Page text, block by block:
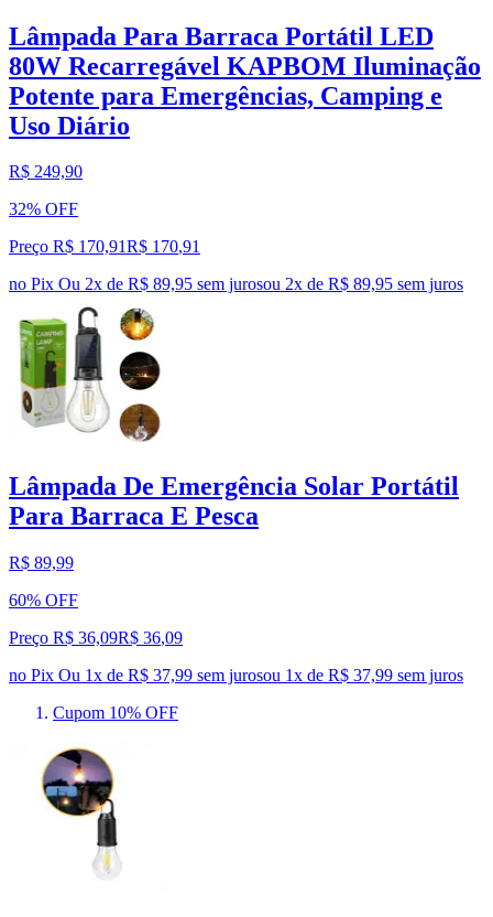
Lâmpada Para Barraca Portátil LED
80W Recarregável KAPBOM Iluminação
Potente para Emergências, Camping e
Uso Diário
R$ 249,90
32% OFF
Preço R$ 170,91R$ 170,91
no Pix Ou 2x de R$ 89,95 sem jurosou 2x de R$ 89,95 sem juros
Lâmpada De Emergência Solar Portátil
Para Barraca E Pesca
R$ 89,99
60% OFF
Preço R$ 36,09R$ 36,09
no Pix Ou 1x de R$ 37,99 sem jurosou 1x de R$ 37,99 sem juros
Cupom 10% OFF